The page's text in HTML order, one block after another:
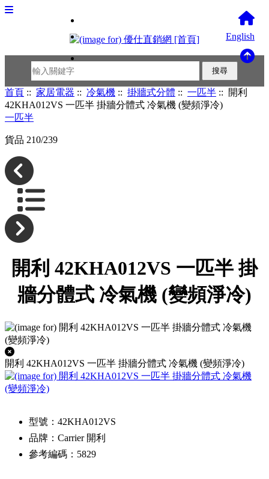
English
首頁 :: 家居電器 :: 冷氣機 :: 掛牆式分體 :: 一匹半 :: 開利
42KHA012VS 一匹半 掛牆分體式 冷氣機 (變頻淨冷)
一匹半
貨品 210/239
開利 42KHA012VS 一匹半 掛
牆分體式 冷氣機 (變頻淨冷)
開利 42KHA012VS 一匹半 掛牆分體式 冷氣機 (變頻淨冷)
型號：42KHA012VS
品牌：Carrier 開利
參考編碼：5829